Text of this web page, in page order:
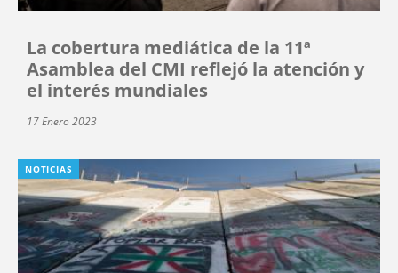
La cobertura mediática de la 11ª
Asamblea del CMI reflejó la atención y
el interés mundiales
17 Enero 2023
NOTICIAS